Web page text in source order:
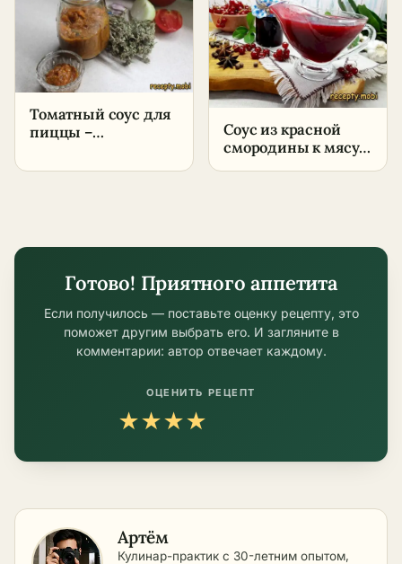
Томатный соус для
пиццы –
в домашних
Соус из красной
смородины к мясу –
Готово! Приятного аппетита
Если получилось — поставьте оценку рецепту, это
поможет другим выбрать его. И загляните в
комментарии: автор отвечает каждому.
ОЦЕНИТЬ РЕЦЕПТ
★★★★
Артём
Кулинар-практик с 30-летним опытом,